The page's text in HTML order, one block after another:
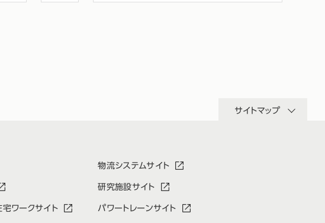
サイトマップ
宅ワークサイト
物流システムサイト
研究施設サイト
パワートレーンサイト